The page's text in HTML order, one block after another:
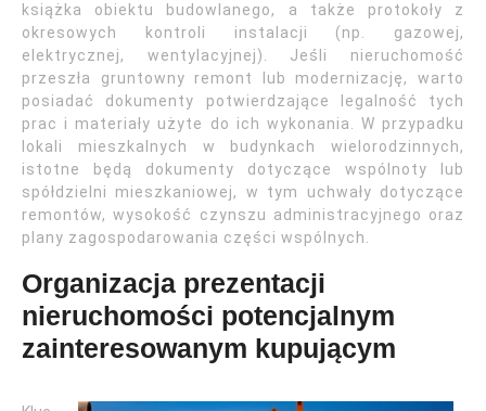
książka obiektu budowlanego, a także protokoły z
okresowych kontroli instalacji (np. gazowej,
elektrycznej, wentylacyjnej). Jeśli nieruchomość
przeszła gruntowny remont lub modernizację, warto
posiadać dokumenty potwierdzające legalność tych
prac i materiały użyte do ich wykonania. W przypadku
lokali mieszkalnych w budynkach wielorodzinnych,
istotne będą dokumenty dotyczące wspólnoty lub
spółdzielni mieszkaniowej, w tym uchwały dotyczące
remontów, wysokość czynszu administracyjnego oraz
plany zagospodarowania części wspólnych.
Organizacja prezentacji
nieruchomości potencjalnym
zainteresowanym kupującym